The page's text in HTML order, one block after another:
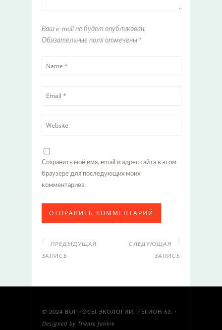
Ваш e-mail не будет опубликован.
Обязательные поля отмечены *
Сохранить моё имя, email и адрес сайта в этом
браузере для последующих моих
комментариев.
ПРЕДЫДУЩАЯ
ЗАПИСЬ
СЛЕДУЮЩАЯ
ЗАПИСЬ
© 2024 ВОПРОСЫ ЭКОЛОГИИ. РЕГИОН 63. ·
Designed by Theme Junkie